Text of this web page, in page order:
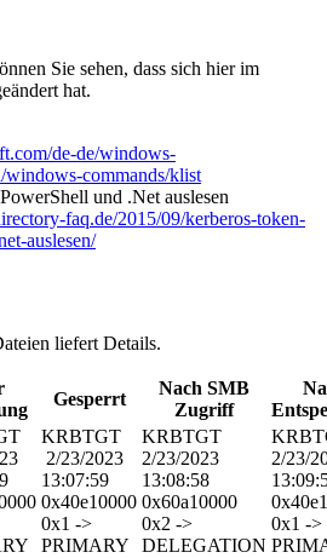
Sie sehen, dass sich hier im
hat.
de-de/windows-
windows-commands/klist
und .Net auslesen
faq.de/2015/09/kerberos-token-
auslesen/
liefert Details.
Gesperrt
Nach SMB
Zugriff
KRBTGT
2/23/2023
13:07:59
0x40e10000
0x1 ->
PRIMARY
KRBTGT
2/23/2023
13:08:58
0x60a10000
0x2 ->
DELEGATION
2/23/
0x1 ->